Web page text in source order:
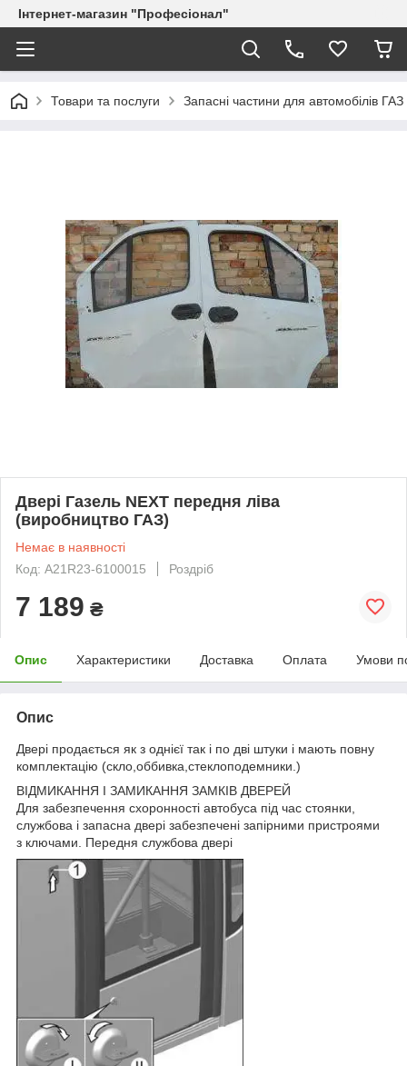
Інтернет-магазин "Професіонал"
Товари та послуги Запасні частини для автомобілів
Двері Газель NEXT передня ліва
(виробництво ГАЗ)
Немає в наявності
Код: A21R23-6100015
Роздріб
7 189 ₴
Опис Характеристики Доставка Оплата Умови
Опис
Двері продається як з однієї так і по дві штуки і мають повну
комплектацію (скло,оббивка,стеклоподемники.)
ВІДМИКАННЯ І ЗАМИКАННЯ ЗАМКІВ ДВЕРЕЙ
Для забезпечення схоронності автобуса під час стоянки,
службова і запасна двері забезпечені запірними пристроями
з ключами. Передня службова двері